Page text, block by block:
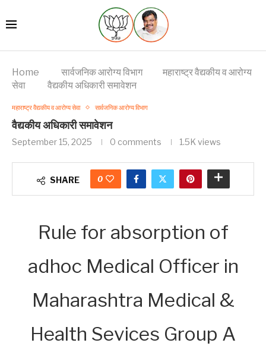
Home सार्वजनिक आरोग्य विभाग
महाराष्ट्र वैद्यकीय व आरोग्य
सेवा
वैद्यकीय अधिकारी समावेशन
महाराष्ट्र वैद्यकीय व आरोग्य सेवा सार्वजनिक आरोग्य विभाग
वैद्यकीय अधिकारी समावेशन
September 15, 2025 0 comments 1.5K views
SHARE 0
Rule for absorption of
adhoc Medical Officer in
Maharashtra Medical &
Health Sevices Group A